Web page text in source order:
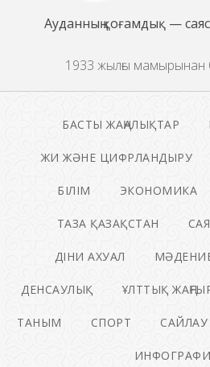
Ауданның қоғамдық —
1933 жылғы мамырынан
БАСТЫ ЖАҢАЛЫҚТАР
ЖИ ЖӘНЕ ЦИФРЛАНДЫРУ
БІЛІМ ЭКОНОМИКА
ТАЗА ҚАЗАҚСТАН
ДІНИ АХУАЛ
ДЕНСАУЛЫҚ ҰЛТТЫҚ
ТАНЫМ СПОРТ САЙЛАУ